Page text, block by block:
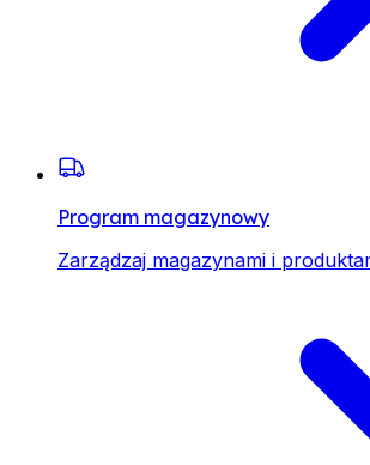
Program magazynowy
Zarządzaj magazynami i